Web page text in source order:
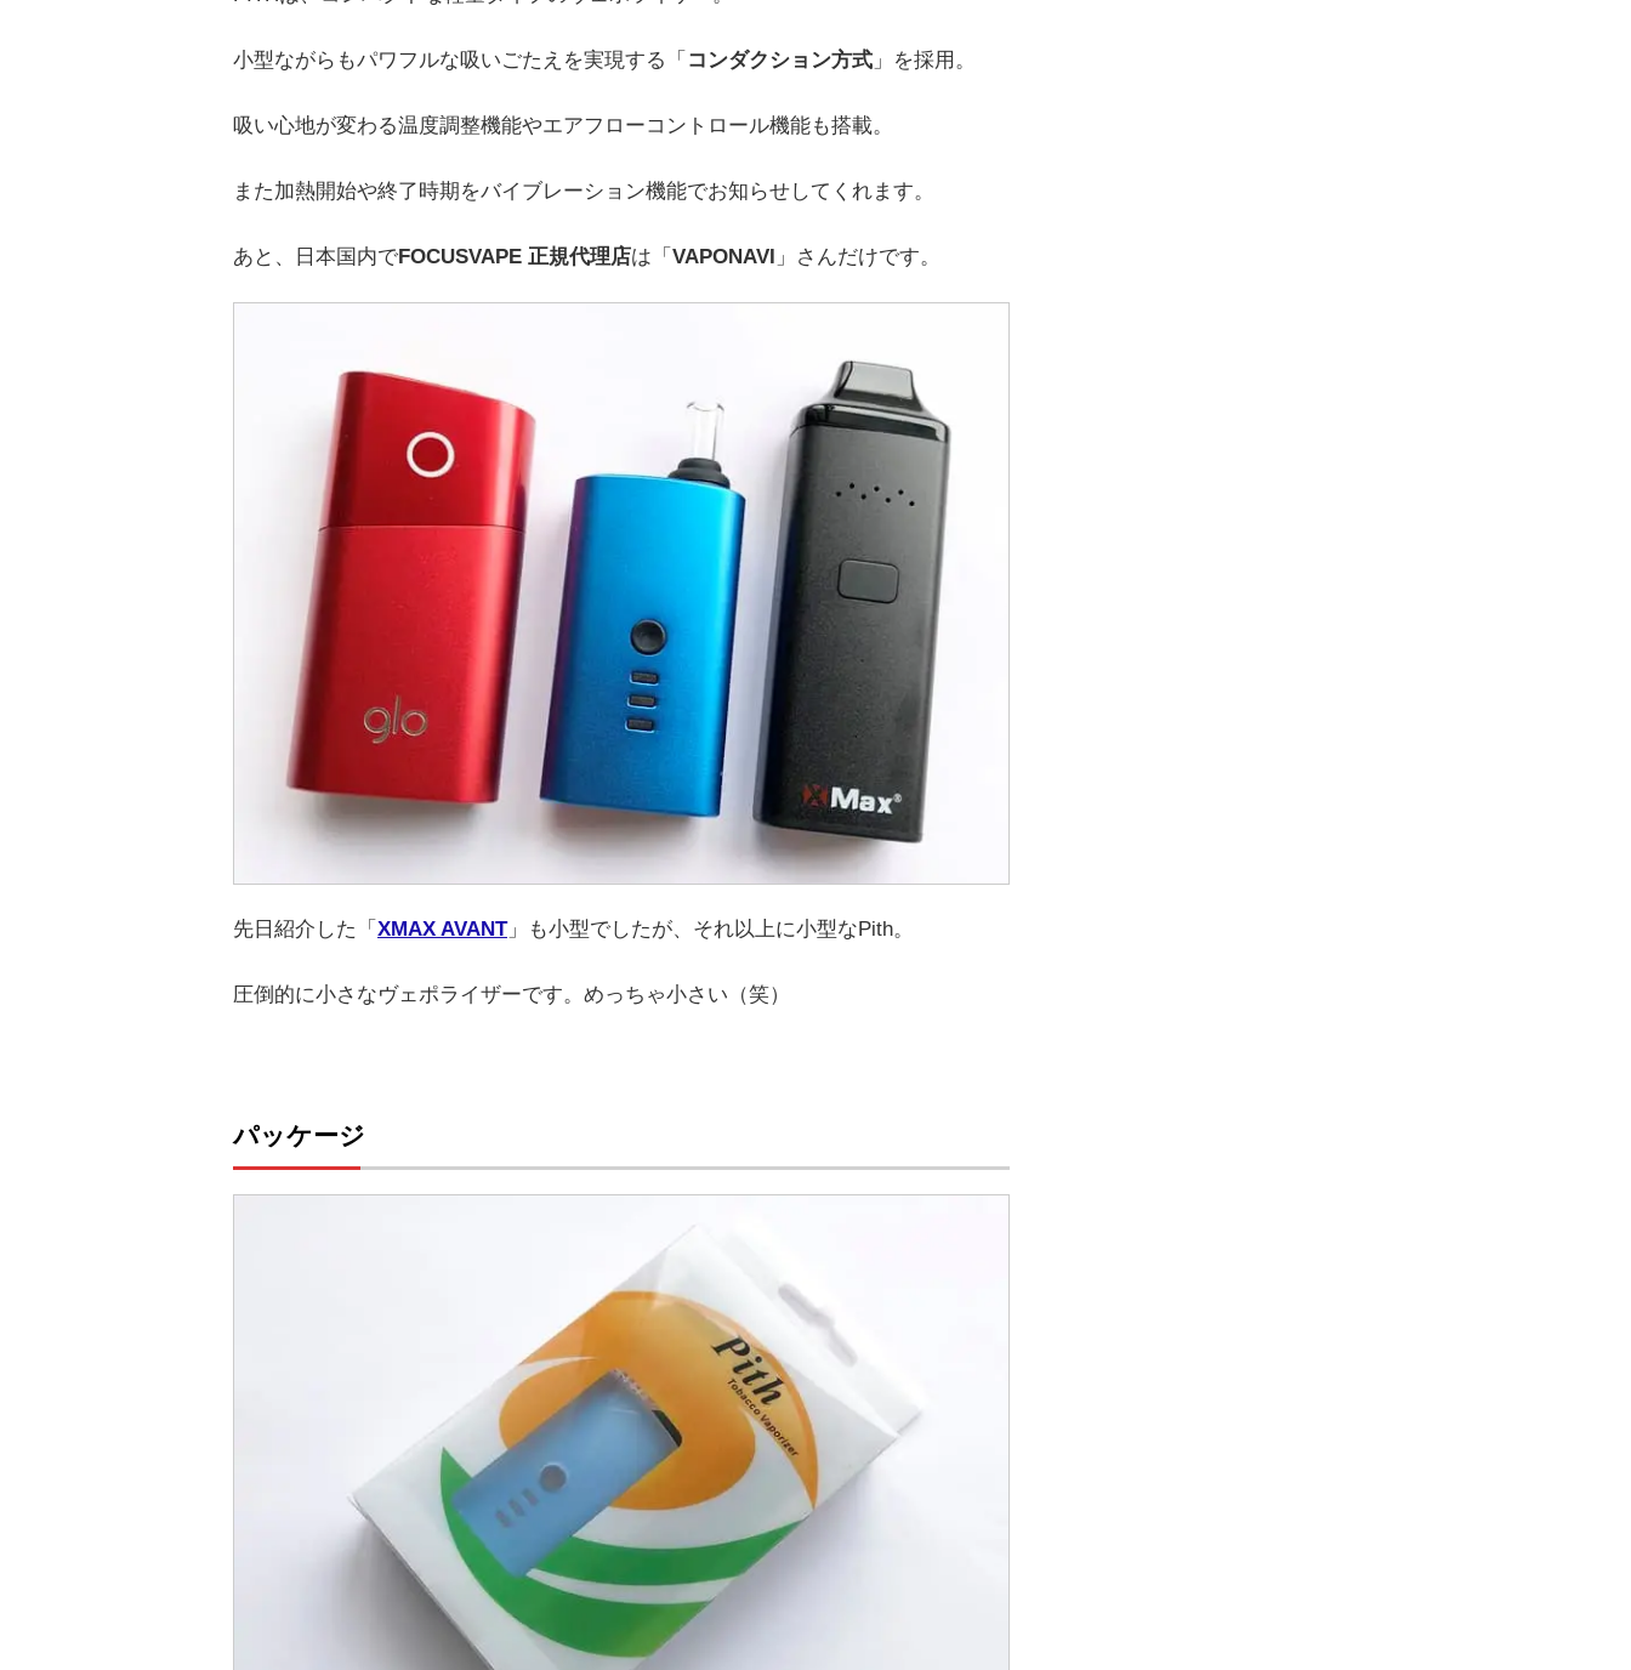
小型ながらもパワフルな吸いごたえを実現する「 コンダクション方式 」を採用。
吸い心地が変わる温度調整機能やエアフローコントロール機能も搭載。
また加熱開始や終了時期をバイブレーション機能でお知らせしてくれます。
あと、日本国内でFOCUSVAPE 正規代理店は「 VAPONAVI 」さんだけです。
先日紹介した「 XMAX AVANT」も小型でしたが、それ以上に小型なPith。
圧倒的に小さなヴェポライザーです。めっちゃ小さい（笑）
パッケージ